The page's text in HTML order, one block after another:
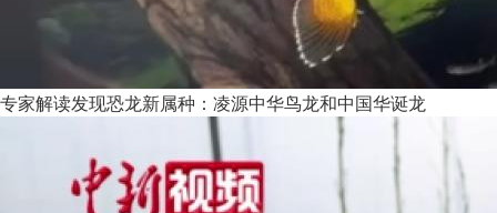
专家解读发现恐龙新属种：凌源中华鸟龙和中国华诞龙